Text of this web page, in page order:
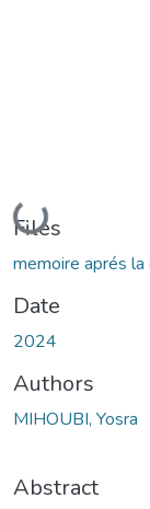
Loading...
Files
memoire aprés
Date
2024
Authors
MIHOUBI, Yosra
Abstract